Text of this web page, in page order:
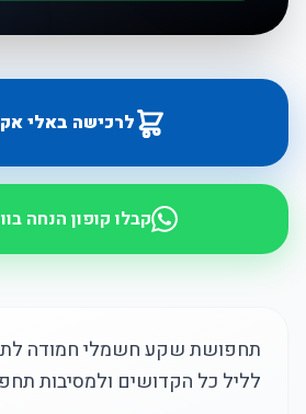
לרכישה באלי
קבלו קופון הנחה
תחפושת שקע חשמלי חמודה
לליל כל הקדושים ולמסיבות